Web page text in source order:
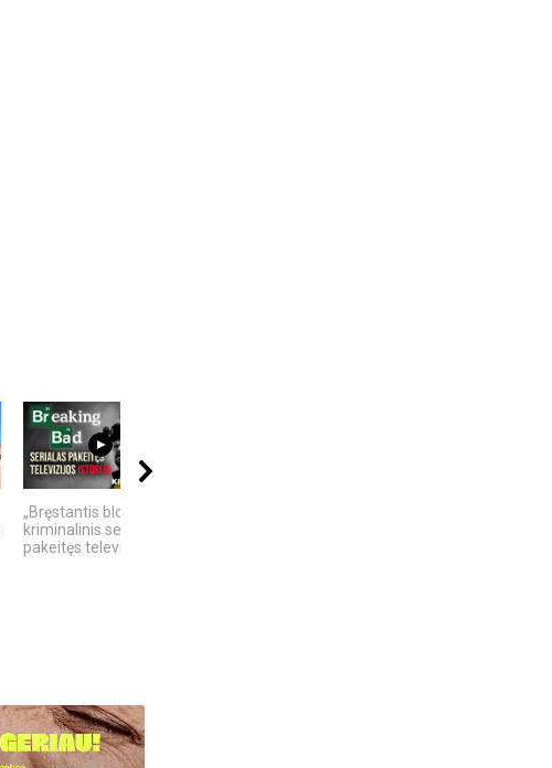
17:03
„Bręstantis blogis“ –
kriminalinis serialas
pakeitęs televizijos...